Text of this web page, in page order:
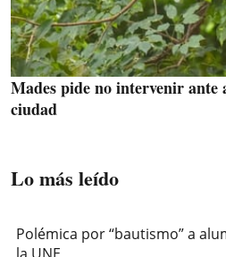
Mades pide no intervenir ante
ciudad
Lo más leído
Polémica por “bautismo” a